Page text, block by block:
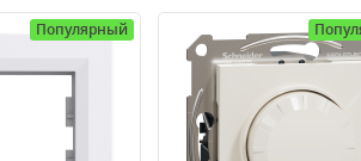
Популярный